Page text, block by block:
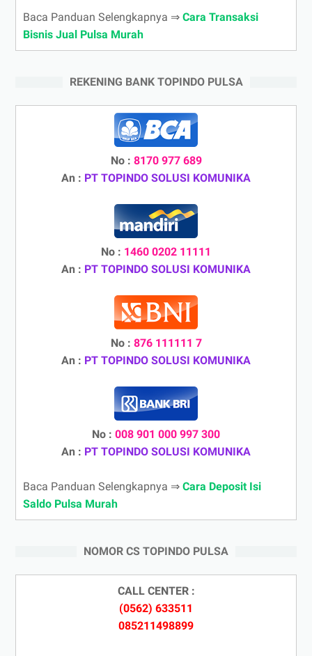
Baca Panduan Selengkapnya ⇒ Cara Transaksi
Bisnis Jual Pulsa Murah
REKENING BANK TOPINDO PULSA
No : 8170 977 689
An : PT TOPINDO SOLUSI KOMUNIKA
No : 1460 0202 11111
An : PT TOPINDO SOLUSI KOMUNIKA
No : 876 111111 7
An : PT TOPINDO SOLUSI KOMUNIKA
No : 008 901 000 997 300
An : PT TOPINDO SOLUSI KOMUNIKA
Baca Panduan Selengkapnya ⇒ Cara Deposit Isi
Saldo Pulsa Murah
NOMOR CS TOPINDO PULSA
CALL CENTER :
(0562) 633511
085211498899